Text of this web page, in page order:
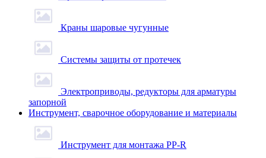
Краны шаровые чугунные
Системы защиты от протечек
Электроприводы, редукторы для арматуры
запорной
Инструмент, сварочное оборудование и материалы
Инструмент для монтажа PP-R